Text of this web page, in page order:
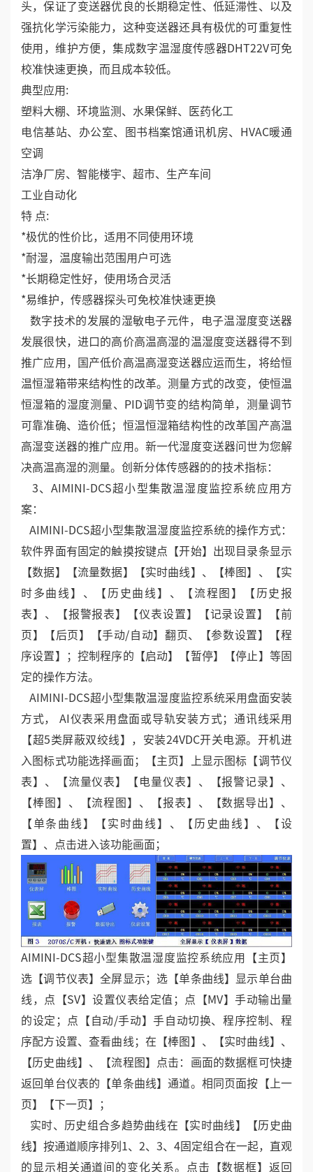
头，保证了变送器优良的长期稳定性、低延滞性、以及
强抗化学污染能力，这种变送器还具有极优的可重复性
使用，维护方便，集成数字温湿度传感器DHT22V可免
校准快速更换，而且成本较低。
典型应用:
塑料大棚、环境监测、水果保鲜、医药化工
电信基站、办公室、图书档案馆通讯机房、HVAC暖通
空调
洁净厂房、智能楼宇、超市、生产车间
工业自动化
特 点:
*极优的性价比，适用不同使用环境
*耐湿，温度输出范围用户可选
*长期稳定性好，使用场合灵活
*易维护，传感器探头可免校准快速更换
数字技术的发展的湿敏电子元件，电子温湿度变送器
发展很快，进口的高价高温高湿的温湿度变送器得不到
推广应用，国产低价高温高湿变送器应运而生，将给恒
温恒湿箱带来结构性的改革。测量方式的改变，使恒温
恒湿箱的湿度测量、PID调节变的结构简单，测量调节
可靠准确、造价低；恒温恒湿箱结构性的改革国产高温
高湿变送器的推广应用。新一代湿度变送器问世为您解
决高温高湿的测量。创新分体传感器的的技术指标：
3、AIMINI-DCS超小型集散温湿度监控系统应用方
案：
AIMINI-DCS超小型集散温湿度监控系统的操作方式：
软件界面有固定的触摸按键点【开始】出现目录条显示
【数据】【流量数据】【实时曲线】、【棒图】、【实
时多曲线】、【历史曲线】、【流程图】【历史报
表】、【报警报表】【仪表设置】【记录设置】【前
页】【后页】【手动/自动】翻页、【参数设置】【程
序设置】；控制程序的【启动】【暂停】【停止】等固
定的操作方法。
AIMINI-DCS超小型集散温湿度监控系统采用盘面安装
方式， AI仪表采用盘面或导轨安装方式；通讯线采用
【超5类屏蔽双绞线】，安装24VDC开关电源。开机进
入图标式功能选择画面；【主页】上显示图标【调节仪
表】、【流量仪表】【电量仪表】、【报警记录】、
【棒图】、【流程图】、【报表】、【数据导出】、
【单条曲线】【实时曲线】、【历史曲线】、【设
置】、点击进入该功能画面；
AIMINI-DCS超小型集散温湿度监控系统应用【主页】
选【调节仪表】全屏显示；选【单条曲线】显示单台曲
线，点【SV】设置仪表给定值；点【MV】手动输出量
的设定；点【自动/手动】手自动切换、程序控制、程
序配方设置、查看曲线；在【棒图】、【实时曲线】、
【历史曲线】、【流程图】点击：画面的数据框可快捷
返回单台仪表的【单条曲线】通道。相同页面按【上一
页】【下一页】；
实时、历史组合多趋势曲线在【实时曲线】【历史曲
线】按通道顺序排列1、2、3、4固定组合在一起，直观
的显示相关通道间的变化关系。点击【数据框】返回